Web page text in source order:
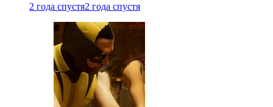
2 года спустя2 года спустя